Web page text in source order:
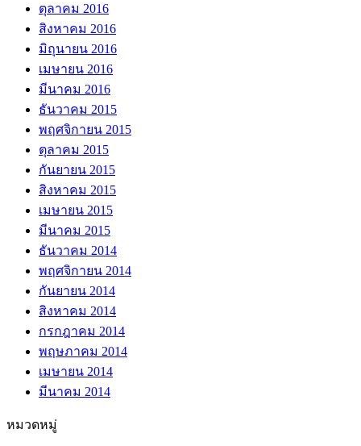
ตุลาคม 2016
สิงหาคม 2016
มิถุนายน 2016
เมษายน 2016
มีนาคม 2016
ธันวาคม 2015
พฤศจิกายน 2015
ตุลาคม 2015
กันยายน 2015
สิงหาคม 2015
เมษายน 2015
มีนาคม 2015
ธันวาคม 2014
พฤศจิกายน 2014
กันยายน 2014
สิงหาคม 2014
กรกฎาคม 2014
พฤษภาคม 2014
เมษายน 2014
มีนาคม 2014
หมวดหมู่